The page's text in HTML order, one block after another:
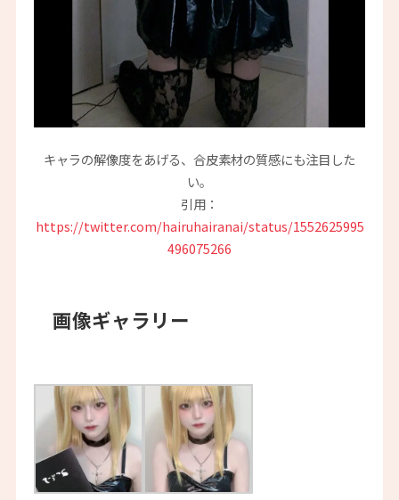
キャラの解像度をあげる、合皮素材の質感にも注目した
い。
引用：
https://twitter.com/hairuhairanai/status/1552625995
496075266
画像ギャラリー